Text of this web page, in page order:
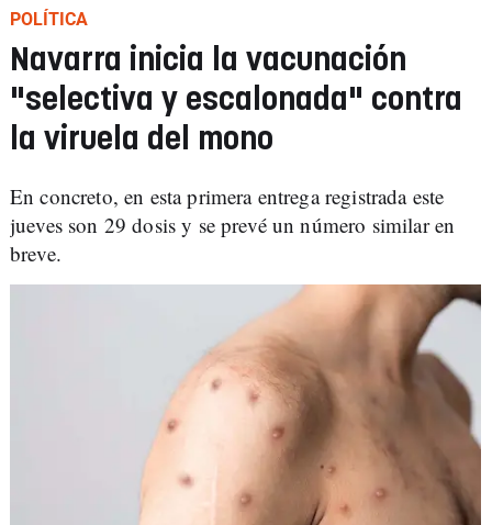
POLÍTICA
Navarra inicia la vacunación
"selectiva y escalonada" contra
la viruela del mono
En concreto, en esta primera entrega registrada este
jueves son 29 dosis y se prevé un número similar en
breve.